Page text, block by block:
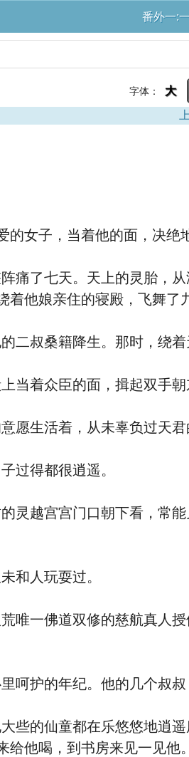
番外一:
字体： 大
女子，当着他的面，决绝
了七天。天上的灵胎，从
他娘亲住的寝殿，飞舞了
叔桑籍降生。那时，绕着
众臣的面，揖起双手朝
生活着，从未辜负过天君
得都很逍遥。
越宫宫门口朝下看，常能
人玩耍过。
一佛道双修的慈航真人授
护的年纪。他的几个叔叔
的仙童都在乐悠悠地逍遥
给他喝，到书房来见一见